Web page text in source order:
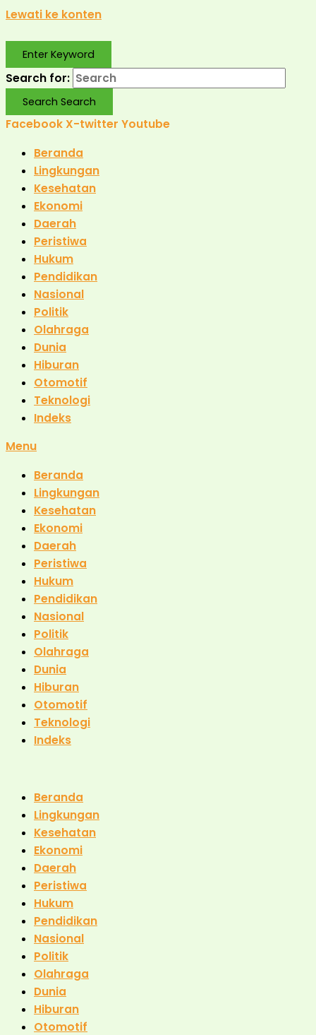
Lewati ke konten
Enter Keyword
Search for:
Search Search
FacebookX-twitter Youtube
Beranda
Lingkungan
Kesehatan
Ekonomi
Daerah
Peristiwa
Hukum
Pendidikan
Nasional
Politik
Olahraga
Dunia
Hiburan
Otomotif
Teknologi
Indeks
Menu
Beranda
Lingkungan
Kesehatan
Ekonomi
Daerah
Peristiwa
Hukum
Pendidikan
Nasional
Politik
Olahraga
Dunia
Hiburan
Otomotif
Teknologi
Indeks
Beranda
Lingkungan
Kesehatan
Ekonomi
Daerah
Peristiwa
Hukum
Pendidikan
Nasional
Politik
Olahraga
Dunia
Hiburan
Otomotif